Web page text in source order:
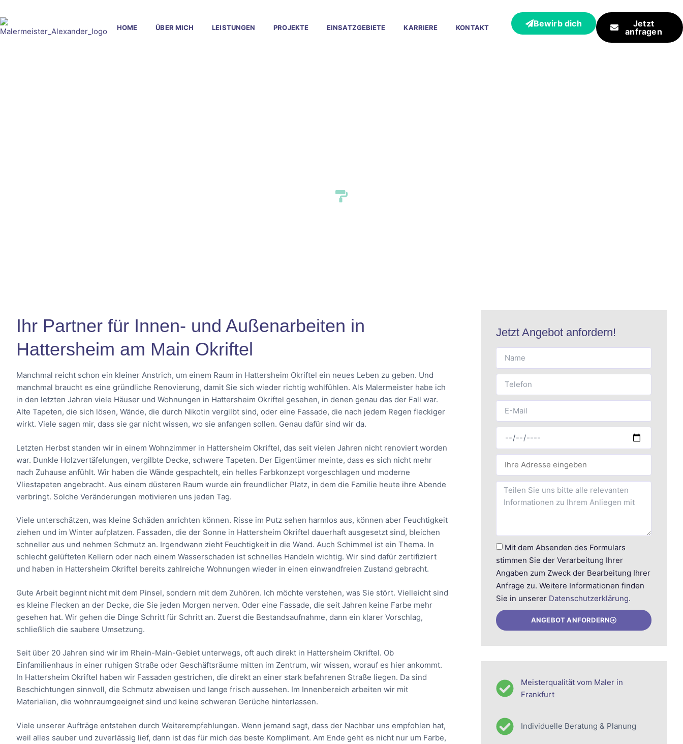
HOME ÜBER MICH LEISTUNGEN PROJEKTE EINSATZGEBIETE KARRIERE KONTAKT Bewirb dich
Jetzt
anfragen
Ihr Partner für Innen- und Außenarbeiten in
Hattersheim am Main Okriftel
Manchmal reicht schon ein kleiner Anstrich, um einem Raum in Hattersheim Okriftel ein neues Leben zu geben. Und
manchmal braucht es eine gründliche Renovierung, damit Sie sich wieder richtig wohlfühlen. Als Malermeister habe ich
in den letzten Jahren viele Häuser und Wohnungen in Hattersheim Okriftel gesehen, in denen genau das der Fall war.
Alte Tapeten, die sich lösen, Wände, die durch Nikotin vergilbt sind, oder eine Fassade, die nach jedem Regen fleckiger
wirkt. Viele sagen mir, dass sie gar nicht wissen, wo sie anfangen sollen. Genau dafür sind wir da.
Letzten Herbst standen wir in einem Wohnzimmer in Hattersheim Okriftel, das seit vielen Jahren nicht renoviert worden
war. Dunkle Holzvertäfelungen, vergilbte Decke, schwere Tapeten. Der Eigentümer meinte, dass es sich nicht mehr
nach Zuhause anfühlt. Wir haben die Wände gespachtelt, ein helles Farbkonzept vorgeschlagen und moderne
Vliestapeten angebracht. Aus einem düsteren Raum wurde ein freundlicher Platz, in dem die Familie heute ihre Abende
verbringt. Solche Veränderungen motivieren uns jeden Tag.
Viele unterschätzen, was kleine Schäden anrichten können. Risse im Putz sehen harmlos aus, können aber Feuchtigkeit
ziehen und im Winter aufplatzen. Fassaden, die der Sonne in Hattersheim Okriftel dauerhaft ausgesetzt sind, bleichen
schneller aus und nehmen Schmutz an. Irgendwann zieht Feuchtigkeit in die Wand. Auch Schimmel ist ein Thema. In
schlecht gelüfteten Kellern oder nach einem Wasserschaden ist schnelles Handeln wichtig. Wir sind dafür zertifiziert
und haben in Hattersheim Okriftel bereits zahlreiche Wohnungen wieder in einen einwandfreien Zustand gebracht.
Gute Arbeit beginnt nicht mit dem Pinsel, sondern mit dem Zuhören. Ich möchte verstehen, was Sie stört. Vielleicht sind
es kleine Flecken an der Decke, die Sie jeden Morgen nerven. Oder eine Fassade, die seit Jahren keine Farbe mehr
gesehen hat. Wir gehen die Dinge Schritt für Schritt an. Zuerst die Bestandsaufnahme, dann ein klarer Vorschlag,
schließlich die saubere Umsetzung.
Seit über 20 Jahren sind wir im Rhein-Main-Gebiet unterwegs, oft auch direkt in Hattersheim Okriftel. Ob
Einfamilienhaus in einer ruhigen Straße oder Geschäftsräume mitten im Zentrum, wir wissen, worauf es hier ankommt.
In Hattersheim Okriftel haben wir Fassaden gestrichen, die direkt an einer stark befahrenen Straße liegen. Da sind
Beschichtungen sinnvoll, die Schmutz abweisen und lange frisch aussehen. Im Innenbereich arbeiten wir mit
Materialien, die wohnraumgeeignet sind und keine schweren Gerüche hinterlassen.
Viele unserer Aufträge entstehen durch Weiterempfehlungen. Wenn jemand sagt, dass der Nachbar uns empfohlen hat,
weil alles sauber und zuverlässig lief, dann ist das für mich das beste Kompliment. Am Ende geht es nicht nur um Farbe,
Jetzt Angebot anfordern!
Mit dem Absenden des Formulars
stimmen Sie der Verarbeitung Ihrer
Angaben zum Zweck der Bearbeitung Ihrer
Anfrage zu. Weitere Informationen finden
Sie in unserer Datenschutzerklärung.
ANGEBOT ANFORDERN
Meisterqualität vom Maler in
Frankfurt
Individuelle Beratung & Planung